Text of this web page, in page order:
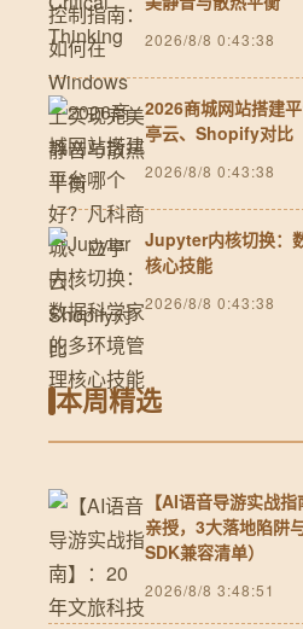
2026/8/8 0:43:38
2026商城网站搭建
亭云、Shopify对比
2026/8/8 0:43:38
Jupyter内核切换：
核心技能
2026/8/8 0:43:38
本周精选
【AI语音导游实战
亲授，3大落地陷阱
SDK兼容清单）
2026/8/8 3:48:51